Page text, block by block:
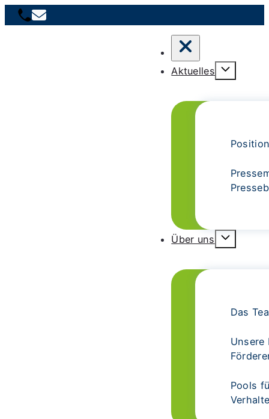
Aktuelles
Über uns
Das
Unsere
Pools